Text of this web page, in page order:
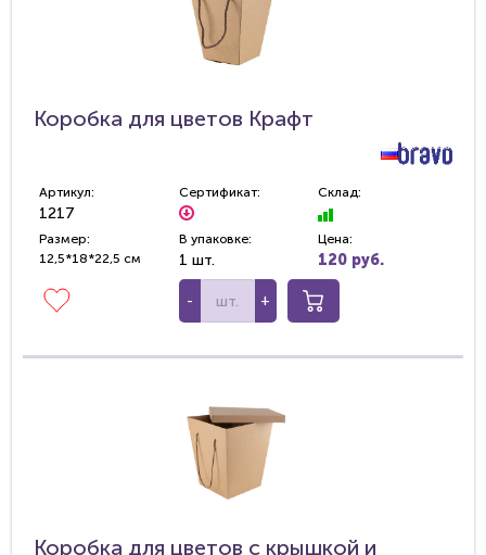
Коробка для цветов Крафт
Артикул:
1217
Сертификат: Склад:
Размер:
12,5*18*22,5 см
В упаковке:
1 шт.
Цена:
120 руб.
- +
Коробка для цветов с крышкой и